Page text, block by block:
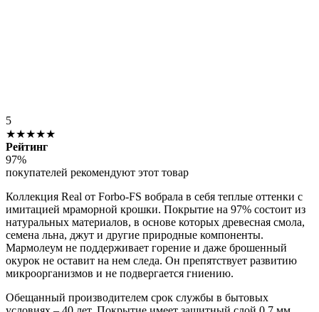
5
★★★★★
Рейтинг
97%
покупателей рекомендуют этот товар
Коллекция Real от Forbo-FS вобрала в себя теплые оттенки с
имитацией мраморной крошки. Покрытие на 97% состоит из
натуральных материалов, в основе которых древесная смола,
семена льна, джут и другие природные компоненты.
Мармолеум не поддерживает горение и даже брошенный
окурок не оставит на нем следа. Он препятствует развитию
микроорганизмов и не подвергается гниению.
Обещанный производителем срок службы в бытовых